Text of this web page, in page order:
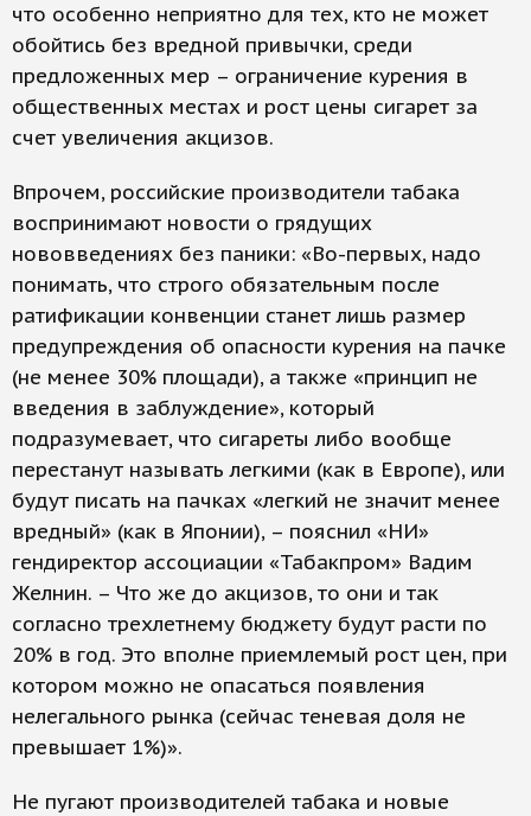
что особенно неприятно для тех, кто не может
обойтись без вредной привычки, среди
предложенных мер – ограничение курения в
общественных местах и рост цены сигарет за
счет увеличения акцизов.
Впрочем, российские производители табака
воспринимают новости о грядущих
нововведениях без паники: «Во-первых, надо
понимать, что строго обязательным после
ратификации конвенции станет лишь размер
предупреждения об опасности курения на пачке
(не менее 30% площади), а также «принцип не
введения в заблуждение», который
подразумевает, что сигареты либо вообще
перестанут называть легкими (как в Европе), или
будут писать на пачках «легкий не значит менее
вредный» (как в Японии), – пояснил «НИ»
гендиректор ассоциации «Табакпром» Вадим
Желнин. – Что же до акцизов, то они и так
согласно трехлетнему бюджету будут расти по
20% в год. Это вполне приемлемый рост цен, при
котором можно не опасаться появления
нелегального рынка (сейчас теневая доля не
превышает 1%)».
Не пугают производителей табака и новые